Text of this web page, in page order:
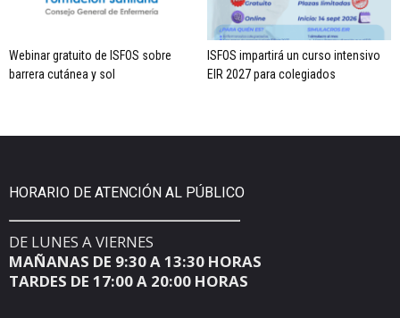
Webinar gratuito de ISFOS sobre
barrera cutánea y sol
ISFOS impartirá un curso intensivo
EIR 2027 para colegiados
HORARIO DE ATENCIÓN AL PÚBLICO
DE LUNES A VIERNES
MAÑANAS DE 9:30 A 13:30 HORAS
TARDES DE 17:00 A 20:00 HORAS